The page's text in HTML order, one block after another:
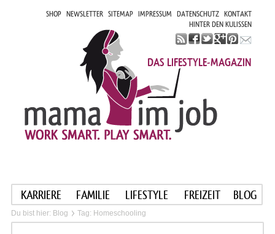
SHOP NEWSLETTER SITEMAP IMPRESSUM DATENSCHUTZ KONTAKT
HINTER DEN KULISSEN
DAS LIFESTYLE-MAGAZIN
KARRIERE FAMILIE LIFESTYLE FREIZEIT BLOG
Du bist hier: Blog Tag: Homeschooling